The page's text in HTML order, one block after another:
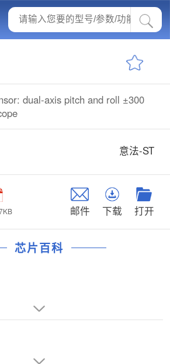
dual-axis pitch and roll ±300
意法-ST
邮件 下载 打开
芯片百科